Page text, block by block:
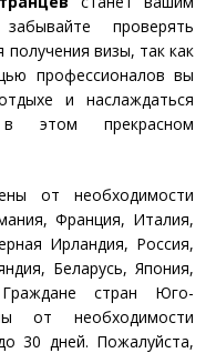
проверять
получения визы, так как
профессионалов вы
и наслаждаться
этом прекрасном
от необходимости
Франция, Италия,
Ирландия, Россия,
Беларусь, Япония,
стран Юго-
от необходимости
30 дней. Пожалуйста,